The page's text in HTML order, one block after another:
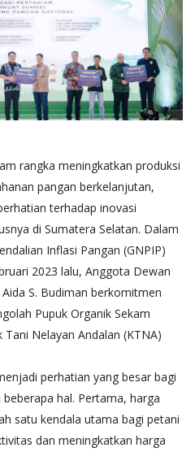
rangka meningkatkan produksi
pangan berkelanjutan,
terhadap inovasi
di Sumatera Selatan. Dalam
Inflasi Pangan (GNPIP)
2023 lalu, Anggota Dewan
S. Budiman berkomitmen
Pupuk Organik Sekam
Nelayan Andalan (KTNA)
perhatian yang besar bagi
hal. Pertama, harga
satu kendala utama bagi petani
dan meningkatkan harga